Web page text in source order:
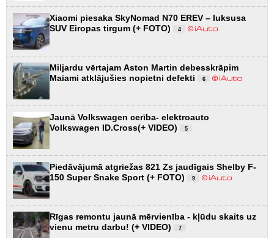
Xiaomi piesaka SkyNomad N70 EREV – luksusa
SUV Eiropas tirgum (+ FOTO)
4
Miljardu vērtajam Aston Martin debesskrāpim
Maiami atklājušies nopietni defekti
6
Jaunā Volkswagen cerība- elektroauto
Volkswagen ID.Cross(+ VIDEO)
5
Piedāvājumā atgriežas 821 Zs jaudīgais Shelby F-
150 Super Snake Sport (+ FOTO)
9
Rīgas remontu jaunā mērvienība - kļūdu skaits uz
vienu metru darbu! (+ VIDEO)
7